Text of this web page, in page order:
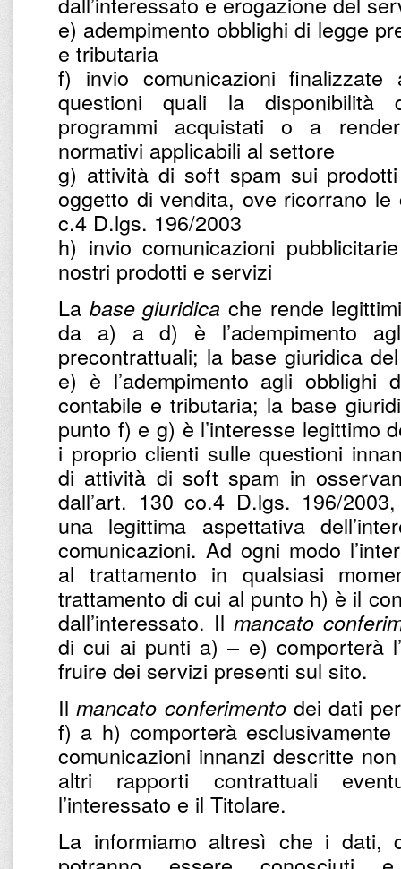
e) adempimento obblighi di legge
e tributaria
f) invio comunicazioni
questioni quali la disponibilità
programmi acquistati o a
normativi applicabili al settore
g) attività di soft spam sui
oggetto di vendita, ove ricorrano le
c.4 D.lgs. 196/2003
h) invio comunicazioni
nostri prodotti e servizi
La base giuridica che rende
da a) a d) è l’adempimento
precontrattuali; la base giuridica
e) è l’adempimento agli obblighi
contabile e tributaria; la base
punto f) e g) è l’interesse legittimo
i proprio clienti sulle questioni
di attività di soft spam in
dall’art. 130 co.4 D.lgs. 196/
una legittima aspettativa
comunicazioni. Ad ogni modo
al trattamento in qualsiasi
trattamento di cui al punto h) è il
dall’interessato. Il mancato
di cui ai punti a) – e) comporterà
fruire dei servizi presenti sul sito.
Ilmancato conferimentodei dati
f) a h) comporterà esclusivamente
comunicazioni innanzi descritte
altri rapporti contrattuali
l’interessato e il Titolare.
La informiamo altresì che i dati,